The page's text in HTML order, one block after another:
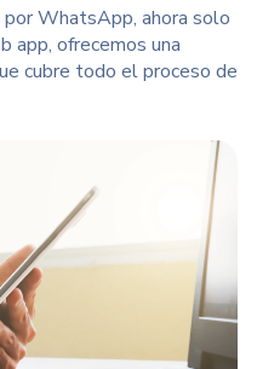
WhatsApp, ahora solo
app, ofrecemos una
cubre todo el proceso de